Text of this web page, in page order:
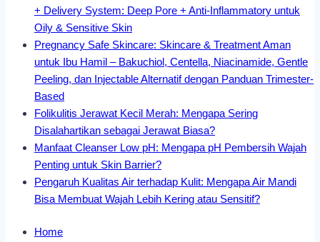
+ Delivery System: Deep Pore + Anti-Inflammatory untuk
Oily & Sensitive Skin
Pregnancy Safe Skincare: Skincare & Treatment Aman
untuk Ibu Hamil – Bakuchiol, Centella, Niacinamide, Gentle
Peeling, dan Injectable Alternatif dengan Panduan Trimester-
Based
Folikulitis Jerawat Kecil Merah: Mengapa Sering
Disalahartikan sebagai Jerawat Biasa?
Manfaat Cleanser Low pH: Mengapa pH Pembersih Wajah
Penting untuk Skin Barrier?
Pengaruh Kualitas Air terhadap Kulit: Mengapa Air Mandi
Bisa Membuat Wajah Lebih Kering atau Sensitif?
Home